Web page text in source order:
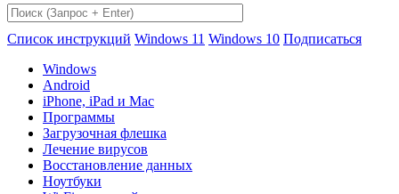
Список инструкций Windows 11 Windows 10 Подписаться
Windows
Android
iPhone, iPad и Mac
Программы
Загрузочная флешка
Лечение вирусов
Восстановление данных
Ноутбуки